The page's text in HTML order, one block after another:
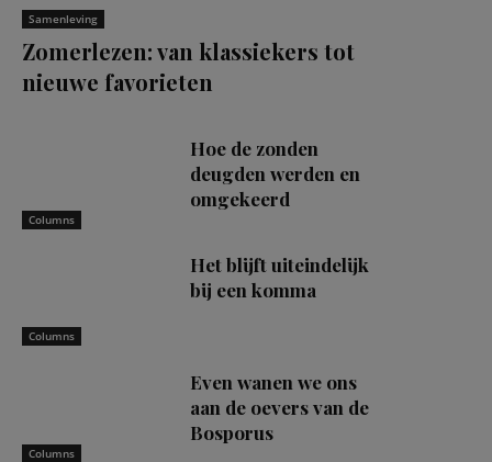
Samenleving
Zomerlezen: van klassiekers tot
nieuwe favorieten
Columns
Hoe de zonden
deugden werden en
omgekeerd
Columns
Het blijft uiteindelijk
bij een komma
Columns
Even wanen we ons
aan de oevers van de
Bosporus